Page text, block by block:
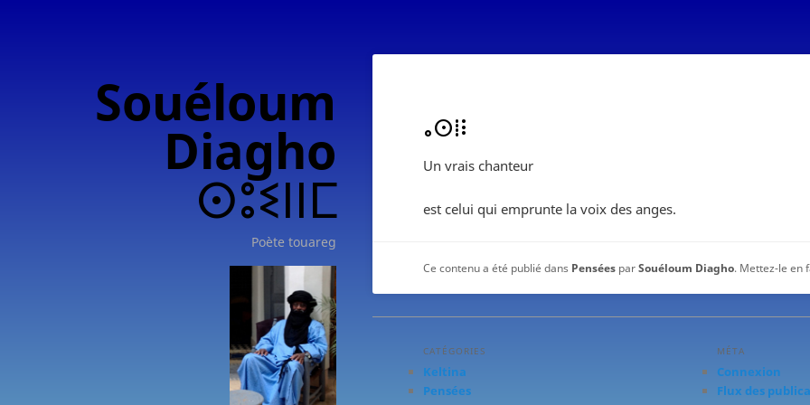
Souéloum
Diagho
ⵙⵓⵉⵏⵏⵎ
Poète touareg
ⴰⵙⵂⵗ
Un vrais chanteur
est celui qui emprunte la voix des anges.
Ce contenu a été publié dans Pensées parSouéloum Diagho. Mettez-le en
CATÉGORIES
Keltina
Pensées
MÉTA
Connexion
Flux des